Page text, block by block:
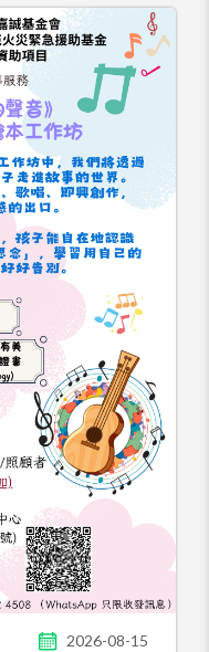
2026-08-15